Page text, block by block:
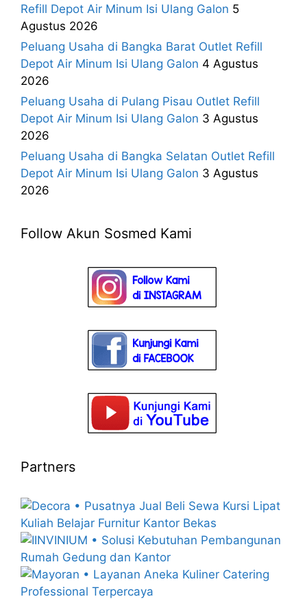
Refill Depot Air Minum Isi Ulang Galon 5
Agustus 2026
Peluang Usaha di Bangka Barat Outlet Refill
Depot Air Minum Isi Ulang Galon 4 Agustus
2026
Peluang Usaha di Pulang Pisau Outlet Refill
Depot Air Minum Isi Ulang Galon 3 Agustus
2026
Peluang Usaha di Bangka Selatan Outlet Refill
Depot Air Minum Isi Ulang Galon 3 Agustus
2026
Follow Akun Sosmed Kami
Partners